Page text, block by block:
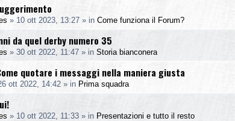
» 10 ott 2023, 13:27 » in Come funziona il Forum?
da quel derby numero 35
» 30 ott 2022, 11:47 » in Storia bianconera
quotare i messaggi nella maniera giusta
ott 2022, 14:42 » in Prima squadra
» 10 ott 2022, 11:33 » in Presentazioni e tutto il resto